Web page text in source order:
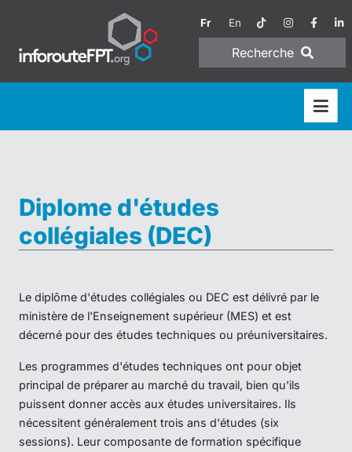
Fr En
Recherche
Diplome d'études
collégiales (DEC)
Le diplôme d'études collégiales ou DEC est délivré par le
ministère de l'Enseignement supérieur (MES) et est
décerné pour des études techniques ou préuniversitaires.
Les programmes d'études techniques ont pour objet
principal de préparer au marché du travail, bien qu'ils
puissent donner accès aux études universitaires. Ils
nécessitent généralement trois ans d'études (six
sessions). Leur composante de formation spécifique